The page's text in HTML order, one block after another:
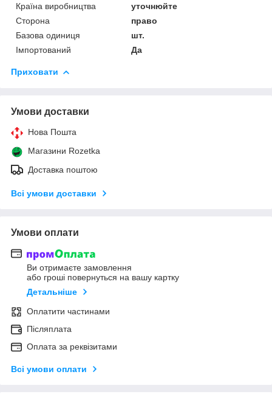
Країна виробництва
уточнюйте
Сторона
право
Базова одиниця
шт.
Імпортований
Да
Приховати
Умови доставки
Нова Пошта
Магазини Rozetka
Доставка поштою
Всі умови доставки
Умови оплати
Ви отримаєте замовлення
або гроші повернуться на вашу картку
Детальніше
Оплатити частинами
Післяплата
Оплата за реквізитами
Всі умови оплати